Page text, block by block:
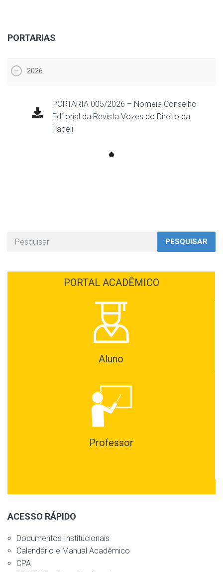
PORTARIAS
2026
PORTARIA 005/2026 – Nomeia Conselho
Editorial da Revista Vozes do Direito da
Faceli
PESQUISAR
PORTAL ACADÊMICO
Aluno
Professor
ACESSO RÁPIDO
Documentos Institucionais
Calendário e Manual Acadêmico
CPA